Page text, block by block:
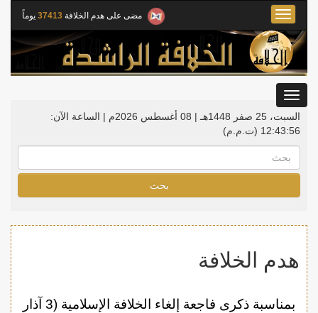
مضى على هدم الخلافة 37413 يوماً
Toggle
navigation
السبت، 25 صفر 1448هـ | 08 أغسطس 2026م |
الساعة الآن:
12:43:57 (ت.م.م)
بحث
هدم الخلافة
بمناسبة ذكرى فاجعة إلغاء الخلافة الإسلامية (3 آذار